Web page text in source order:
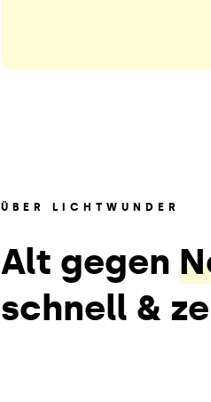
ÜBER LICHTWUNDER
Alt gegen
schnell &